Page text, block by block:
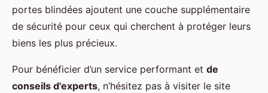
portes blindées ajoutent une couche supplémentaire
de sécurité pour ceux qui cherchent à protéger leurs
biens les plus précieux.
Pour bénéficier d’un service performant et de
conseils d'experts, n’hésitez pas à visiter le site